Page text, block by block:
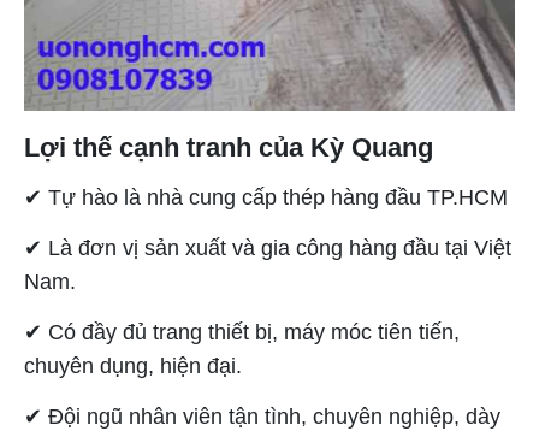
Lợi thế cạnh tranh của Kỳ Quang
✔︎ Tự hào là nhà cung cấp thép hàng đầu TP.HCM
✔︎ Là đơn vị sản xuất và gia công hàng đầu tại Việt
Nam.
✔︎ Có đầy đủ trang thiết bị, máy móc tiên tiến,
chuyên dụng, hiện đại.
✔︎ Đội ngũ nhân viên tận tình, chuyên nghiệp, dày